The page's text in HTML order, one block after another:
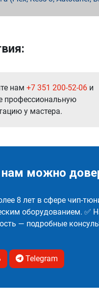
нам +7 351 200-52-06 и
профессиональную
у мастера.
можно
8 лет в сфере чип-
оборудованием. ✅
— подробные
Telegram